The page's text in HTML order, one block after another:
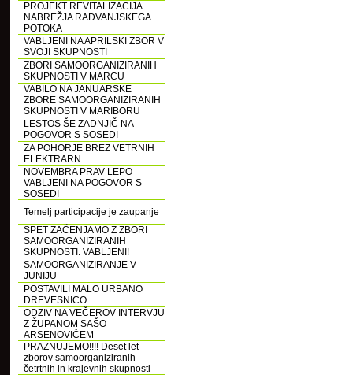
PROJEKT REVITALIZACIJA
NABREŽJA RADVANJSKEGA
POTOKA
VABLJENI NA APRILSKI ZBOR V
SVOJI SKUPNOSTI
ZBORI SAMOORGANIZIRANIH
SKUPNOSTI V MARCU
VABILO NA JANUARSKE
ZBORE SAMOORGANIZIRANIH
SKUPNOSTI V MARIBORU
LESTOS ŠE ZADNJIČ NA
POGOVOR S SOSEDI
ZA POHORJE BREZ VETRNIH
ELEKTRARN
NOVEMBRA PRAV LEPO
VABLJENI NA POGOVOR S
SOSEDI
Temelj participacije je zaupanje
SPET ZAČENJAMO Z ZBORI
SAMOORGANIZIRANIH
SKUPNOSTI. VABLJENI!
SAMOORGANIZIRANJE V
JUNIJU
POSTAVILI MALO URBANO
DREVESNICO
ODZIV NA VEČEROV INTERVJU
Z ŽUPANOM SAŠO
ARSENOVIČEM
PRAZNUJEMO!!!! Deset let
zborov samoorganiziranih
četrtnih in krajevnih skupnosti